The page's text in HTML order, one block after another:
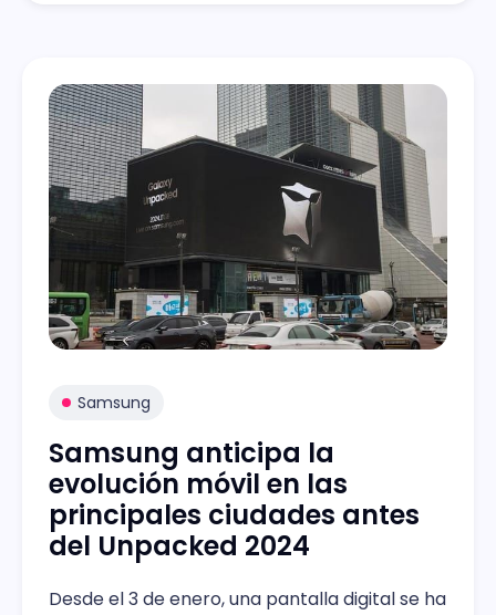
Samsung
Samsung anticipa la
evolución móvil en las
principales ciudades antes
del Unpacked 2024
Desde el 3 de enero, una pantalla digital se ha